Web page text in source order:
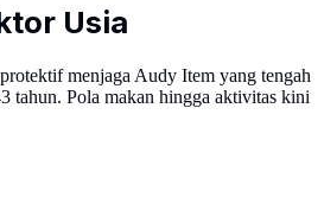
Usia
menjaga Audy Item yang tengah
tahun. Pola makan hingga aktivitas kini